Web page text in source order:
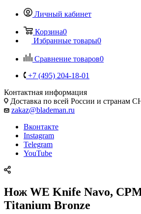
Личный кабинет
Корзина0
Избранные товары0
Сравнение товаров0
+7 (495) 204-18-01
Контактная информация
Доставка по всей России и странам
zakaz@blademan.ru
Вконтакте
Instagram
Telegram
YouTube
Нож WE Knife Navo,
Titanium Bronze